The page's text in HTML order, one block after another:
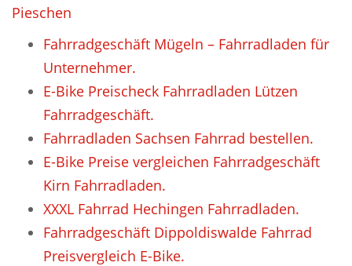
Pieschen
Fahrradgeschäft Mügeln – Fahrradladen für
Unternehmer.
E-Bike Preischeck Fahrradladen Lützen
Fahrradgeschäft.
Fahrradladen Sachsen Fahrrad bestellen.
E-Bike Preise vergleichen Fahrradgeschäft
Kirn Fahrradladen.
XXXL Fahrrad Hechingen Fahrradladen.
Fahrradgeschäft Dippoldiswalde Fahrrad
Preisvergleich E-Bike.